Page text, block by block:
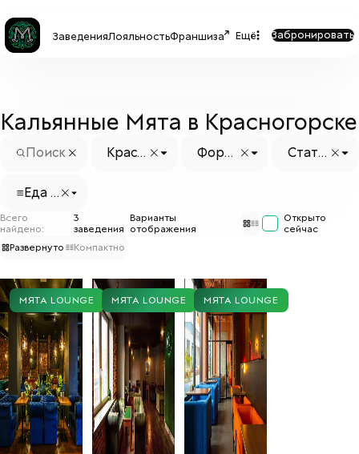
ЗаведенияЛояльностьФраншиза Ещё Забронировать
Кальянные Мята в Красногорске
Красн
Форм
Стату
Еда о
тнёр
Всего
найдено:
3
заведения
Варианты
отображения
Открыто
сейчас
Развернуто
Компактно
МЯТА LOUNGE МЯТА LOUNGE МЯТА LOUNGE